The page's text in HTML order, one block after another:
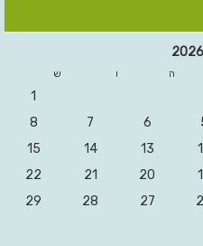
ה ו ש
1
6
7
8
13
14
15
20
21
22
27
28
29